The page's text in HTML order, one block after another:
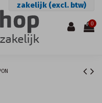
zakelijk (excl. btw)
0